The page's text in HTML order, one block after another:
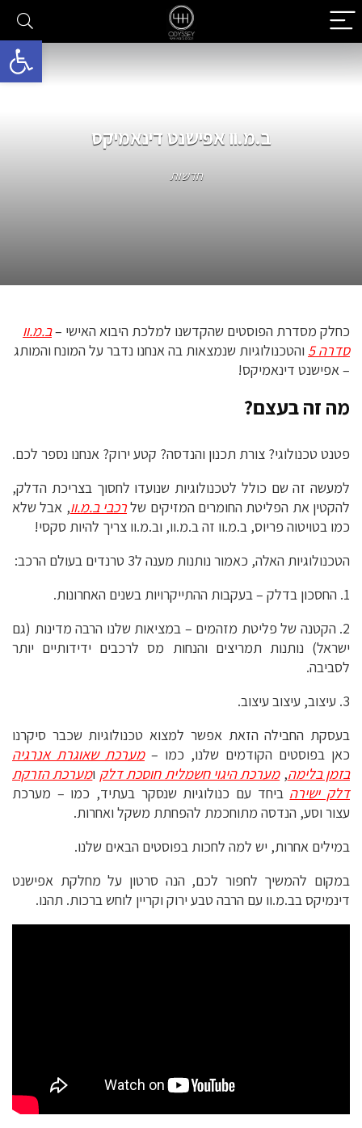
פתח
ב.מ.וו אפישנט דינאמיקס
חדשות
כחלק מסדרת הפוסטים שהקדשנו למלכת היבוא האישי –ב.מ.וו
סדרה 5
והטכנולוגיות שנמצאות בה אנחנו נדבר על המונח והמותג
– אפישנט דינאמיקס!
מה זה בעצם?
פטנט טכנולוגי? צורת תכנון והנדסה? קטע ירוק? אנחנו נספר לכם.
למעשה זה שם כולל לטכנולוגיות שנועדו לחסוך בצריכת הדלק,
להקטין את הפליטת החומרים המזיקים שלרכבי ב.מ.וו, אבל שלא
כמו בטויטוה פריוס, ב.מ.וו זה ב.מ.וו, וב.מ.וו צריך להיות סקסי!
הטכנולוגיות האלה, כאמור נותנות מענה ל3 טרנדים בעולם הרכב:
1. החסכון בדלק – בעקבות ההתייקרויות בשנים האחרונות.
2. הקטנה של פליטת מזהמים – במציאות שלנו הרבה מדינות (גם
ישראל) נותנות תמריצים והנחות מס לרכבים ידידותיים יותר
לסביבה.
3. עיצוב, עיצוב עיצוב.
בעסקת החבילה הזאת אפשר למצוא טכנולוגיות שכבר סיקרנו
כאן בפוסטים הקודמים שלנו, כמו –מערכת שאוגרת אנרגיה
בזמן בלימה,מערכת היגוי חשמלית חוסכת דלק ומערכת הזרקת
דלק ישירה ביחד עם כנולוגיות שנסקר בעתיד, כמו – מערכת
עצור וסע, הנדסה מתוחכמת להפחתת משקל ואחרות.
במילים אחרות, יש למה לחכות בפוסטים הבאים שלנו.
במקום להמשיך לחפור לכם, הנה סרטון על מחלקת אפישנט
דינמיקס בב.מ.וו עם הרבה טבע ירוק וקריין לוחש ברכות. תהנו.